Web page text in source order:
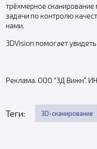
трёхмерное
задачи по контролю
нами.
3DVision помогает
Реклама. OOO "3Д Вижн".
Теги: 3D-сканирование